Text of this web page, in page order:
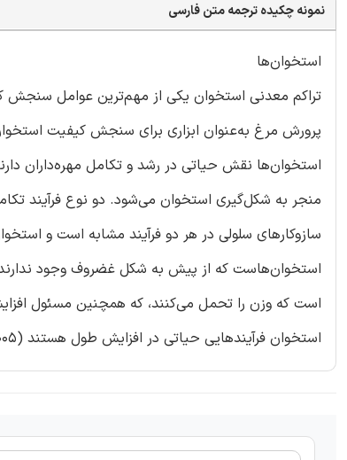
نمونه چکیده ترجمه متن فارسی
استخوان‌ها
تراکم معدنی استخوان یکی از مهم‌ترین عوامل سنجش
پرورش مرغ به‌عنوان ابزاری برای سنجش کیفیت
استخوان‌ها نقش حیاتی در رشد و تکامل مهره‌داران
منجر به شکل‌گیری استخوان می‌شود. دو نوع فرآیند
سازوکارهای سلولی در هر دو فرآیند مشابه است و
استخوان‌هاست که از پیش به شکل غضروف وجود
است که وزن را تحمل می‌کنند، که همچنین مسئول
استخوان فرآیندهایی حیاتی در افزایش طول هستند (Howlet, 1980; Banks, 1991; Thorp, 1992; Almeida Paz et al., 2005).